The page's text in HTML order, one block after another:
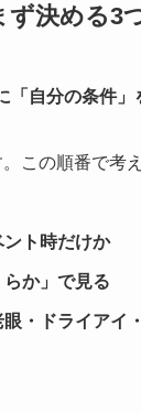
ず決める3
「自分の条件」
この順番で考
ト時だけか
か」で見る
・ドライアイ